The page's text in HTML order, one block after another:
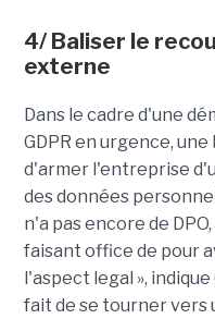
4/ Baliser le
externe
Dans le cadre d'une
GDPR en urgence,
d'armer l'entreprise
des données
n'a pas encore de
faisant office de pour
l'aspect legal »,
fait de se tourner vers